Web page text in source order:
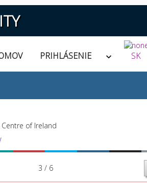
PRIHLÁSENIE SK
of Ireland
3 / 6